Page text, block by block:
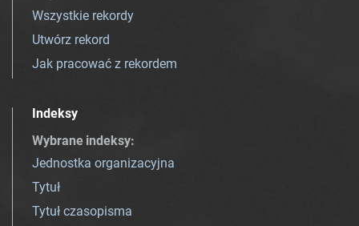
Wszystkie rekordy
Utwórz rekord
Jak pracować z rekordem
Indeksy
Wybrane indeksy:
Jednostka organizacyjna
Tytuł
Tytuł czasopisma